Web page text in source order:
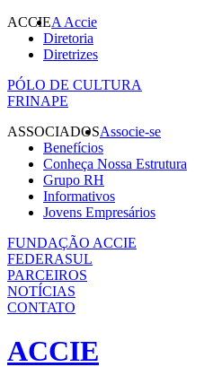
ACCIEA Accie
Diretoria
Diretrizes
PÓLO DE CULTURA
FRINAPE
ASSOCIADOSAssocie-se
Benefícios
Conheça Nossa Estrutura
Grupo RH
Informativos
Jovens Empresários
FUNDAÇÃO ACCIE
FEDERASUL
PARCEIROS
NOTÍCIAS
CONTATO
ACCIE